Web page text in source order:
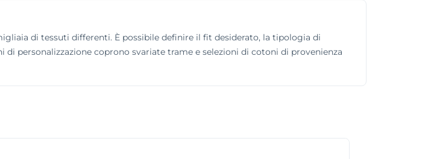
di tessuti differenti. È possibile definire il fit desiderato, la tipologia di
personalizzazione coprono svariate trame e selezioni di cotoni di provenienza